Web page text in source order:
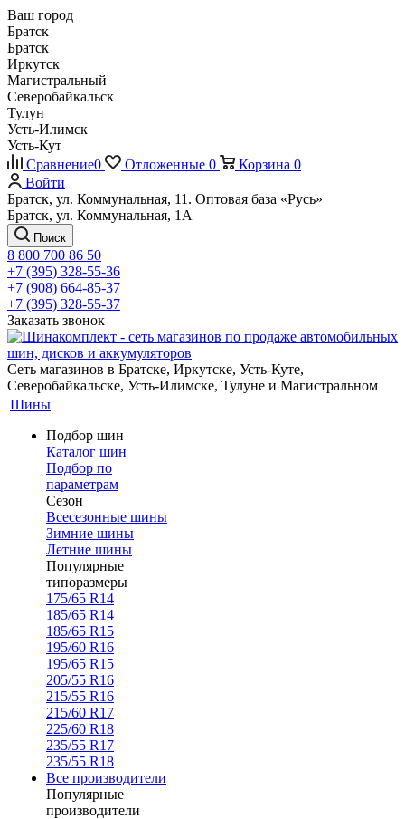
Ваш город
Братск
Братск
Иркутск
Магистральный
Северобайкальск
Тулун
Усть-Илимск
Усть-Кут
Сравнение0 Отложенные 0 Корзина 0
Войти
Братск, ул. Коммунальная, 11. Оптовая база «Русь»
Братск, ул. Коммунальная, 1А
Поиск
8 800 700 86 50
+7 (395) 328-55-36
+7 (908) 664-85-37
+7 (395) 328-55-37
Заказать звонок
Сеть магазинов в Братске, Иркутске, Усть-Куте,
Северобайкальске, Усть-Илимске, Тулуне и Магистральном
Шины
Подбор шин
Каталог шин
Подбор по
параметрам
Сезон
Всесезонные шины
Зимние шины
Летние шины
Популярные
типоразмеры
175/65 R14
185/65 R14
185/65 R15
195/60 R16
195/65 R15
205/55 R16
215/55 R16
215/60 R17
225/60 R18
235/55 R17
235/55 R18
Все производители
Популярные
производители